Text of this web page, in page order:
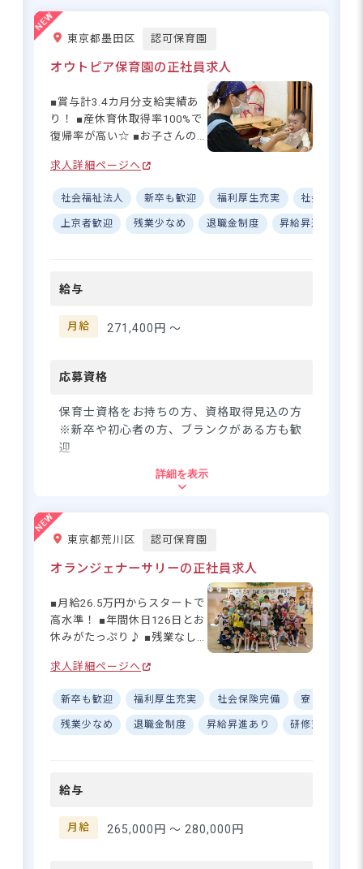
度を完備。昇給制度もあり、
経験や頑張りをしっかり評価
します！有給休暇の取得もし
っかりサポートするので、仕
現できます◎
東京メトロ千代田線「北綾瀬」徒歩12分
■自転車通勤可（駐輪場有、無料）
子どもの笑顔と共に成長できる。
月給25.7万円以上で安心の保育ラ
イフ
さらに詳しい
東京都墨田区 認可保育園
オウトピア保育園の正社員求人
■賞与計3.4カ月分支給実績あ
り！ ■産休育休取得率100%で
復帰率が高い☆ ■お子さんの
■持ち帰り業務なし！ワークラ
イフバランス◎ ーー【子ども
たちの笑顔と成長を支える、
あたたかな保育園】 オウトピ
ムな雰囲気の中で、一人ひと
しています。設備が充実した
環境で、のびのびと保育がで
クがある方も大歓迎！初めて
です。 ーー【安心して長く働
ける、充実の待遇とサポート
体制】 月給271,400円からス
月の一時金もあるので、安定
て手当や住宅補助など福利厚
生も充実！お子さんの体調不
良や行事による遅刻・早退・
欠勤の相談もできるので、子
制度も充実しているので、ス
キルアップしながらキャリア
を積むことができますよ。昇
り、長く働ける環境が整って
求人詳細ページへ
社会福祉法人 新卒も歓迎 福利厚生充実 社会保険完
上京者歓迎 残業少なめ 退職金制度 昇給昇進あり
給与
月給 271,400円 〜
応募資格
保育士資格をお持ちの方、資格取得見込の方
※新卒や初心者の方、ブランクがある方も歓
迎
都営大江戸線「両国駅」より徒歩8分
■自転車通勤OK（駐輪場完備）
フバランスも大切にできる保育の
お仕事
希望に合う求人の
詳細を表示
東京都荒川区 認可保育園
オランジェナーサリーの正社員求人
■月給26.5万円からスタートで
高水準！ ■年間休日126日とお
休みがたっぷり♪ ■残業なし
◎ ■駅から徒歩5分で毎日の通
勤がラクラク！ ーー【子ども
たちと丁寧に向き合える環境
です】 令和3年にオープンした
ームな雰囲気の中で、楽しさ
もたちを育んでいます。スタ
ッフ同士の仲も良く、一人ひ
求人詳細ページへ
新卒も歓迎 福利厚生充実 社会保険完備 寮・住宅・
残業少なめ 退職金制度 昇給昇進あり 研修充実
給与
月給 265,000円 〜280,000円